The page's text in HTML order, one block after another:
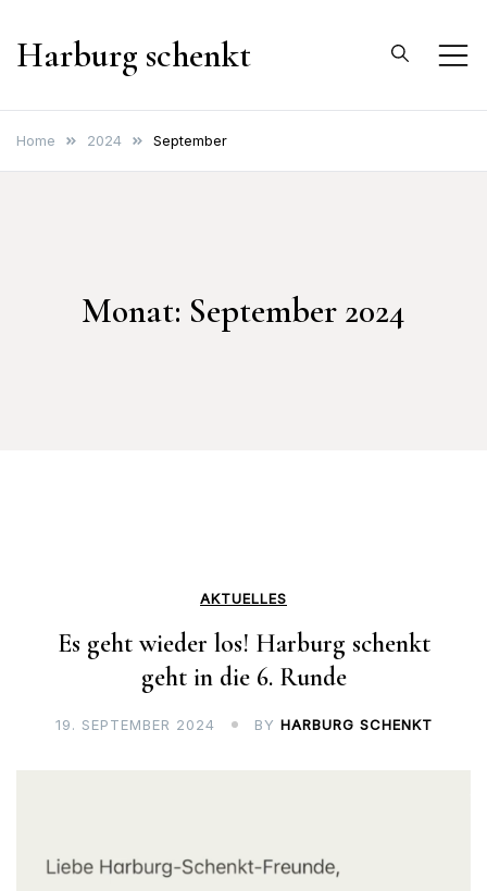
Harburg schenkt
Home 2024 September
Monat: September 2024
AKTUELLES
Es geht wieder los! Harburg schenkt
geht in die 6. Runde
19. SEPTEMBER 2024 BY HARBURG SCHENKT